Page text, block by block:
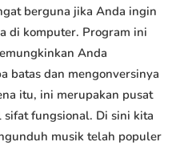
berguna jika Anda ingin
di komputer. Program ini
Anda
batas dan mengonversinya
itu, ini merupakan pusat
fungsional. Di sini kita
musik telah populer